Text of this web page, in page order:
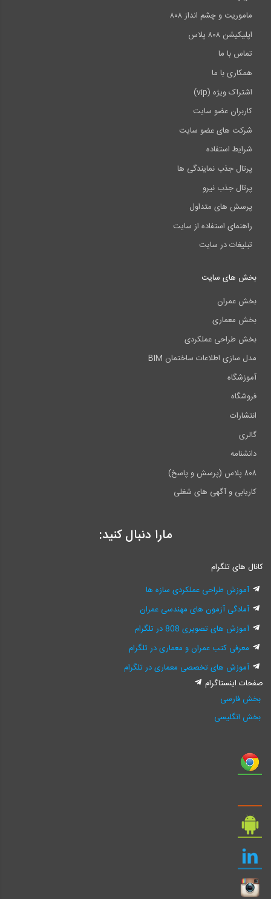
ماموریت و چشم انداز ۸۰۸
اپلیکیشن ۸۰۸ پلاس
تماس با ما
همکاری با ما
اشتراک ویژه (vip)
کاربران عضو سایت
شرکت های عضو سایت
شرایط استفاده
پرتال جذب نمایندگی ها
پرتال جذب نیرو
پرسش های متداول
راهنمای استفاده از سایت
تبلیغات در سایت
بخش های سایت
بخش عمران
بخش معماری
بخش طراحی عملکردی
مدل سازی اطلاعات ساختمان BIM
آموزشگاه
فروشگاه
انتشارات
گالری
دانشنامه
۸۰۸ پلاس (پرسش و پاسخ)
کاریابی و آگهی های شغلی
مارا دنبال کنید:
کانال های تلگرام
آموزش طراحی عملکردی سازه ها
آمادگی آزمون های مهندسی عمران
آموزش های تصویری 808 در تلگرام
معرفی کتب عمران و معماری در تلگرام
آموزش های تخصصی معماری در تلگرام
صفحات اینستاگرام
بخش فارسی
بخش انگلیسی